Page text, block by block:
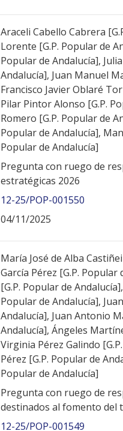
Araceli Cabello Cabrera
Lorente [G.P. Popular de
Popular de Andalucía],
Andalucía], Juan Manuel
Francisco Javier Oblaré
Pilar Pintor Alonso [G.P.
Romero [G.P. Popular de
Popular de Andalucía],
Popular de Andalucía]
Pregunta con ruego de
estratégicas 2026
12-25/POP-001550
04/11/2025
María José de Alba
García Pérez [G.P.
[G.P. Popular de
Popular de Andalucía],
Andalucía], Juan Antonio
Andalucía], Ángeles
Virginia Pérez Galindo
Pérez [G.P. Popular de
Popular de Andalucía]
Pregunta con ruego de
destinados al fomento del
12-25/POP-001549